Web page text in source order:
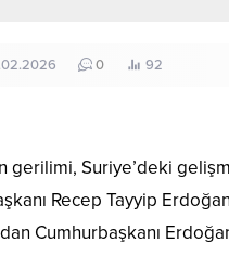
0 92
gerilimi, Suriye’deki
Recep Tayyip
Cumhurbaşkanı